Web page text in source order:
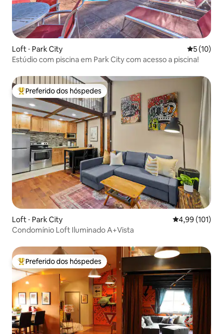
Loft ⋅ Park City 5 de uma
5 (10)
Estúdio com piscina em Park City com acesso a piscina!
Entre os melhores preferidos dos hóspedes
Preferido dos hóspedes
Loft ⋅ Park City 4,99 de uma
4,99 (101)
Condomínio Loft Iluminado A+Vista
Entre os melhores preferidos dos hóspedes
Preferido dos hóspedes